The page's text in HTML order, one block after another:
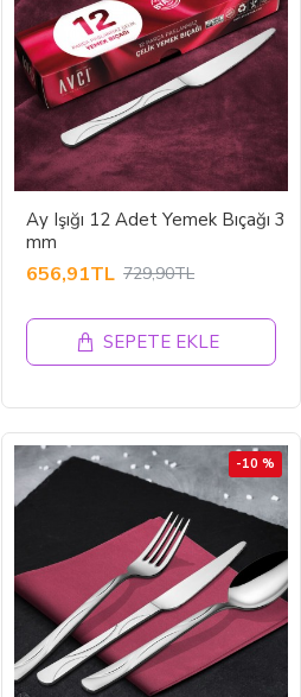
Ay Işığı 12 Adet Yemek Bıçağı 3
mm
656,91TL 729,90TL
SEPETE EKLE
-10 %